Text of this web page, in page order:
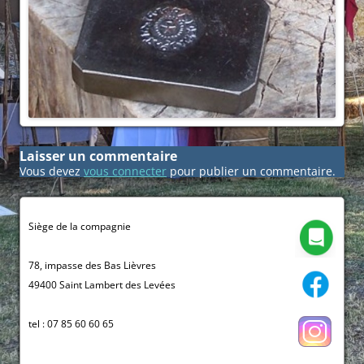
Laisser un commentaire
Vous devez vous connecter pour publier un commentaire.
Siège de la compagnie
78, impasse des Bas Lièvres
49400 Saint Lambert des Levées
tel : 07 85 60 60 65